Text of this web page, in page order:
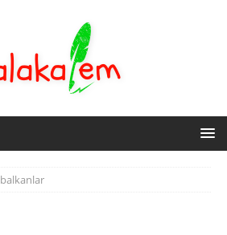
balkanlar